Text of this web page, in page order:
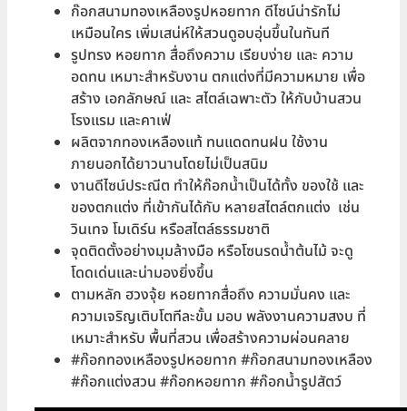
ก๊อกสนามทองเหลืองรูปหอยทาก ดีไซน์น่ารักไม่
เหมือนใคร เพิ่มเสน่ห์ให้สวนดูอบอุ่นขึ้นในทันที
รูปทรง หอยทาก สื่อถึงความ เรียบง่าย และ ความ
อดทน เหมาะสำหรับงาน ตกแต่งที่มีความหมาย เพื่อ
สร้าง เอกลักษณ์ และ สไตล์เฉพาะตัว ให้กับบ้านสวน
โรงแรม และคาเฟ่
ผลิตจากทองเหลืองแท้ ทนแดดทนฝน ใช้งาน
ภายนอกได้ยาวนานโดยไม่เป็นสนิม
งานดีไซน์ประณีต ทำให้ก๊อกน้ำเป็นได้ทั้ง ของใช้ และ
ของตกแต่ง ที่เข้ากันได้กับ หลายสไตล์ตกแต่ง เช่น
วินเทจ โมเดิร์น หรือสไตล์ธรรมชาติ
จุดติดตั้งอย่างมุมล้างมือ หรือโซนรดน้ำต้นไม้ จะดู
โดดเด่นและน่ามองยิ่งขึ้น
ตามหลัก ฮวงจุ้ย หอยทากสื่อถึง ความมั่นคง และ
ความเจริญเติบโตทีละขั้น มอบ พลังงานความสงบ ที่
เหมาะสำหรับ พื้นที่สวน เพื่อสร้างความผ่อนคลาย
#ก๊อกทองเหลืองรูปหอยทาก #ก๊อกสนามทองเหลือง
#ก๊อกแต่งสวน #ก๊อกหอยทาก #ก๊อกน้ำรูปสัตว์